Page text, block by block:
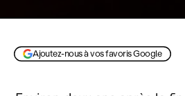
Ajoutez-nous à vos favoris Google